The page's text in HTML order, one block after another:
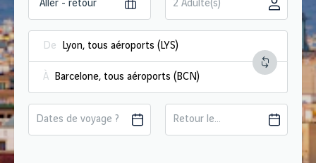
2 Adulte(s)
De
À
Dates de voyage ? Retour le...